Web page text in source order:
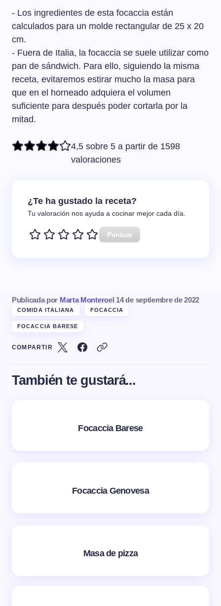
- Los ingredientes de esta focaccia están
calculados para un molde rectangular de 25 x 20
cm.
- Fuera de Italia, la focaccia se suele utilizar como
pan de sándwich. Para ello, siguiendo la misma
receta, evitaremos estirar mucho la masa para
que en el horneado adquiera el volumen
suficiente para después poder cortarla por la
mitad.
4,5 sobre 5 a partir de 1598
valoraciones
¿Te ha gustado la receta?
Tu valoración nos ayuda a cocinar mejor cada día.
Puntuar
Publicada por Marta Monteroel 14 de septiembre de 2022
COMIDA ITALIANA FOCACCIA
FOCACCIA BARESE
COMPARTIR
También te gustará...
Focaccia Barese
Focaccia Genovesa
Masa de pizza